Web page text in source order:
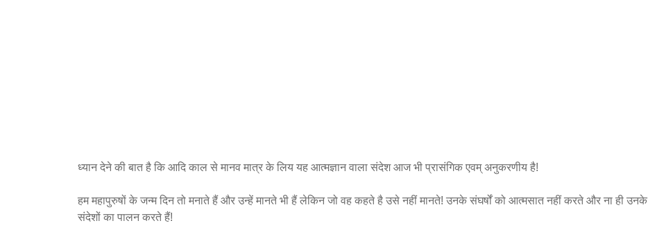
ध्यान देने की बात है कि आदि काल से मानव मात्र के लिय यह आत्मज्ञान वाला संदेश आज भी प्रासंगिक एवम् अनुकरणीय है!
हम महापुरुषों के जन्म दिन तो मनाते हैं और उन्हें मानते भी हैं लेकिन जो वह कहते है उसे नहीं मानते! उनके संघर्षों को आत्मसात नहीं करते और ना ही उनके
संदेशों का पालन करते हैं!